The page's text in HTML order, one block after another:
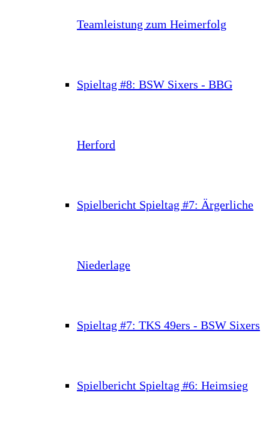
Teamleistung zum Heimerfolg
Spieltag #8: BSW Sixers - BBG
Herford
Spielbericht Spieltag #7: Ärgerliche
Niederlage
Spieltag #7: TKS 49ers - BSW Sixers
Spielbericht Spieltag #6: Heimsieg